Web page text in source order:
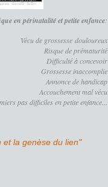
en périnatalité et petite enfance:
Vécu de grossesse douloureux
Risque de prématurité
Difficulté à concevoir
Grossesse inaccomplie
Annonce de handicap
Accouchement mal vécu
pas difficiles en petite enfance...
et la genèse du lien"